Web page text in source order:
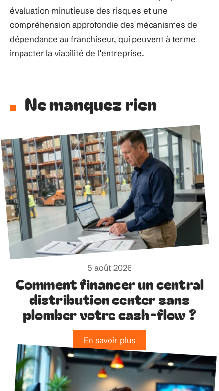
évaluation minutieuse des risques et une
compréhension approfondie des mécanismes de
dépendance au franchiseur, qui peuvent à terme
impacter la viabilité de l’entreprise.
Ne manquez rien
5 août 2026
Comment financer un central
distribution center sans
plomber votre cash-flow ?
En savoir plus